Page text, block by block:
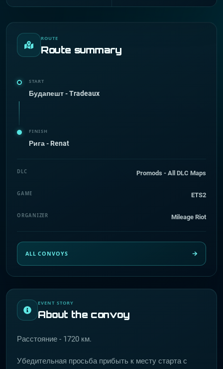
EVENT STORY
About the convoy
Расстояние - 1720 км.
Убедительная просьба прибыть к месту старта с
ROUTE
Route summary
START
Будапешт - Tradeaux
FINISH
Рига - Renat
DLC Promods - All DLC Maps
GAME ETS2
ORGANIZER Mileage Riot
ALL CONVOYS